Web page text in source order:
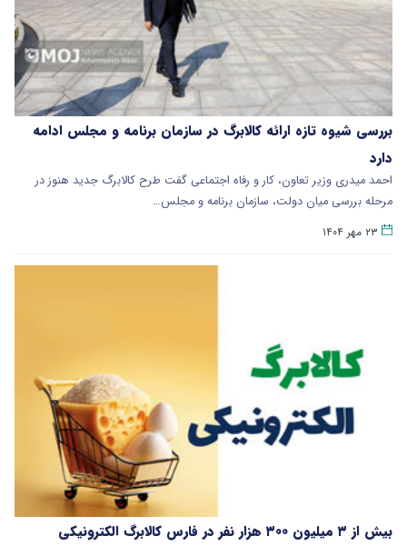
بررسی شیوه تازه ارائه کالابرگ در سازمان برنامه و مجلس ادامه
دارد
احمد میدری وزیر تعاون، کار و رفاه اجتماعی گفت طرح کالابرگ جدید هنوز در
مرحله بررسی میان دولت، سازمان برنامه و مجلس…
۲۳ مهر ۱۴۰۴
بیش از ۳ میلیون ۳۰۰ هزار نفر در فارس کالابرگ الکترونیکی